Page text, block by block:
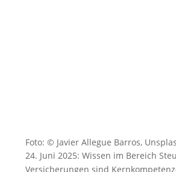
Foto: © Javier Allegue Barros,
24. Juni 2025: Wissen im Bereich
Versicherungen sind